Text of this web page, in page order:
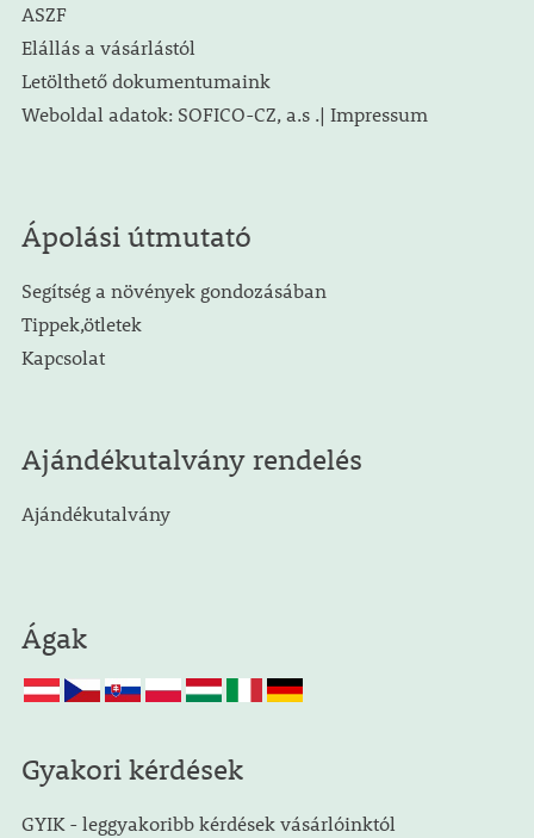
ASZF
Elállás a vásárlástól
Letölthető dokumentumaink
Weboldal adatok: SOFICO-CZ, a.s .| Impressum
Ápolási útmutató
Segítség a növények gondozásában
Tippek,ötletek
Kapcsolat
Ajándékutalvány rendelés
Ajándékutalvány
Ágak
Gyakori kérdések
GYIK - leggyakoribb kérdések vásárlóinktól